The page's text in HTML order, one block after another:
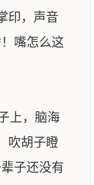
印，声音
嘴怎么这
上，脑海
吹胡子瞪
子还没有